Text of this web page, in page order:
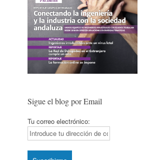
Sigue el blog por Email
Tu correo electrónico: